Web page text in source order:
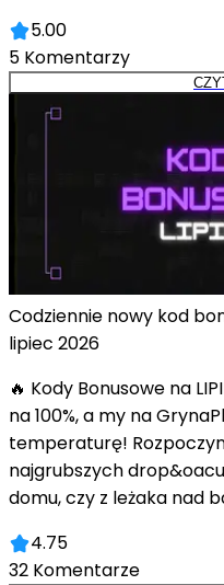
5.00
5 Komentarzy
Codziennie nowy kod
lipiec 2026
🔥 Kody Bonusowe na
na 100%, a my na
temperaturę!
najgrubszych
domu, czy z leżaka nad
4.75
32 Komentarze